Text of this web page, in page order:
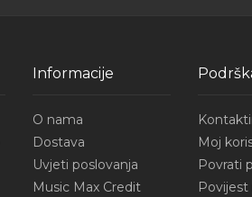
Informacije
O nama
Dostava
Uvjeti poslovanja
Music Max Credit
Moj
Povrati
Povijest